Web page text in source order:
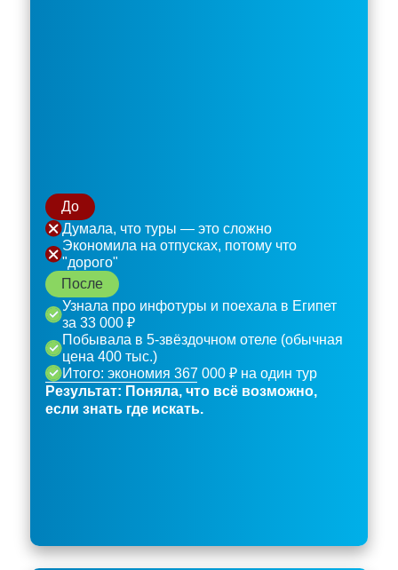
До
Думала, что туры — это сложно
Экономила на отпусках, потому что
"дорого"
После
Узнала про инфотуры и поехала в Египет
за 33 000 ₽
Побывала в 5-звёздочном отеле (обычная
цена 400 тыс.)
Итого: экономия 367 000 ₽ на один тур
Результат: Поняла, что всё возможно,
если знать где искать.